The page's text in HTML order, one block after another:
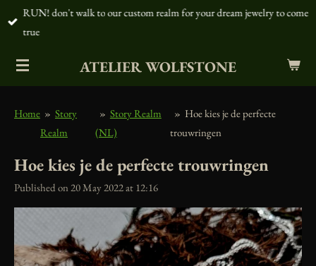
Skip
content
ATELIER WOLFSTONE
RUN! don't walk to our custom realm for your dream jewelry to come
true
Home » Story
Realm
» Story Realm
(NL)
» Hoe kies je de perfecte
trouwringen
Hoe kies je de perfecte trouwringen
Published on 20 May 2022 at 12:16